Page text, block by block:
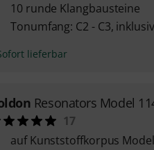
10 runde Klangbausteine
Tonumfang: C2 - C3,
lieferbar
Resonators Model
17
auf Kunststoffkorpus